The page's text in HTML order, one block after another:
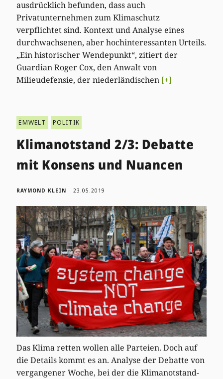
ausdrücklich befunden, dass auch
Privatunternehmen zum Klimaschutz
verpflichtet sind. Kontext und Analyse eines
durchwachsenen, aber hochinteressanten Urteils.
„Ein historischer Wendepunkt“, zitiert der
Guardian Roger Cox, den Anwalt von
Milieudefensie, der niederländischen [+]
ËMWELT POLITIK
Klimanotstand 2/3: Debatte
mit Konsens und Nuancen
RAYMOND KLEIN 23.05.2019
Das Klima retten wollen alle Parteien. Doch auf
die Details kommt es an. Analyse der Debatte von
vergangener Woche, bei der die Klimanotstand-